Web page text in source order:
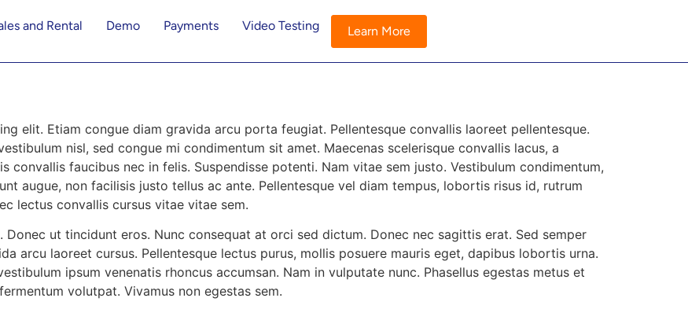
and Rental Demo Payments Video Testing Learn More
elit. Etiam congue diam gravida arcu porta feugiat. Pellentesque convallis laoreet pellentesque.
nisl, sed congue mi condimentum sit amet. Maecenas scelerisque convallis lacus, a
faucibus nec in felis. Suspendisse potenti. Nam vitae sem justo. Vestibulum condimentum,
augue, non facilisis justo tellus ac ante. Pellentesque vel diam tempus, lobortis risus id, rutrum
lectus convallis cursus vitae vitae sem.
ut tincidunt eros. Nunc consequat at orci sed dictum. Donec nec sagittis erat. Sed semper
arcu laoreet cursus. Pellentesque lectus purus, mollis posuere mauris eget, dapibus lobortis urna.
ipsum venenatis rhoncus accumsan. Nam in vulputate nunc. Phasellus egestas metus et
volutpat. Vivamus non egestas sem.